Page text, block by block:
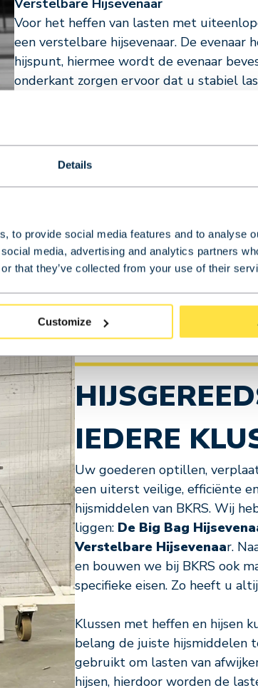
Details
to provide social media features and to analyse
media, advertising and analytics partners
that they’ve collected from your use of their
Customize
Voor het heffen van lasten met
een verstelbare hijsevenaar. De
hijspunt, hiermee wordt de evenaar
onderkant zorgen ervoor dat u stabiel
IEDERE
Uw goederen optillen,
een uiterst veilige, efficiënte
hijsmiddelen van BKRS. Wij
liggen: De Big Bag
Verstelbare Hijsevenaar.
en bouwen we bij BKRS ook
specifieke eisen. Zo heeft u
Klussen met heffen en hijsen
belang de juiste hijsmiddelen
gebruikt om lasten van
hijsen, hierdoor worden de